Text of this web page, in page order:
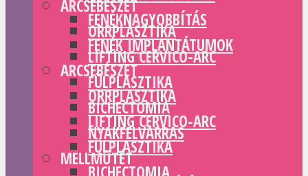
ARCSEBÉSZET
ORRPLASZTIKA
LIFTING CERVICO-ARC
FÜLPLASZTIKA
BICHECTOMIA
NYAKFELVARRÁS
MELLMŰTÉT
FENÉKNAGYOBBÍTÁS
FENÉK IMPLANTÁTUMOK
ARCSEBÉSZET
ORRPLASZTIKA
LIFTING CERVICO-ARC
FÜLPLASZTIKA